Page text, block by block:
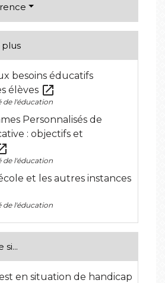
plus
besoins éducatifs
élèves open_in_new
de l'éducation
Personnalisés de
: objectifs et
de l'éducation
et les autres instances
de l'éducation
si...
en situation de handicap